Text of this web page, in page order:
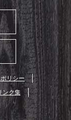
リシー
ンク集